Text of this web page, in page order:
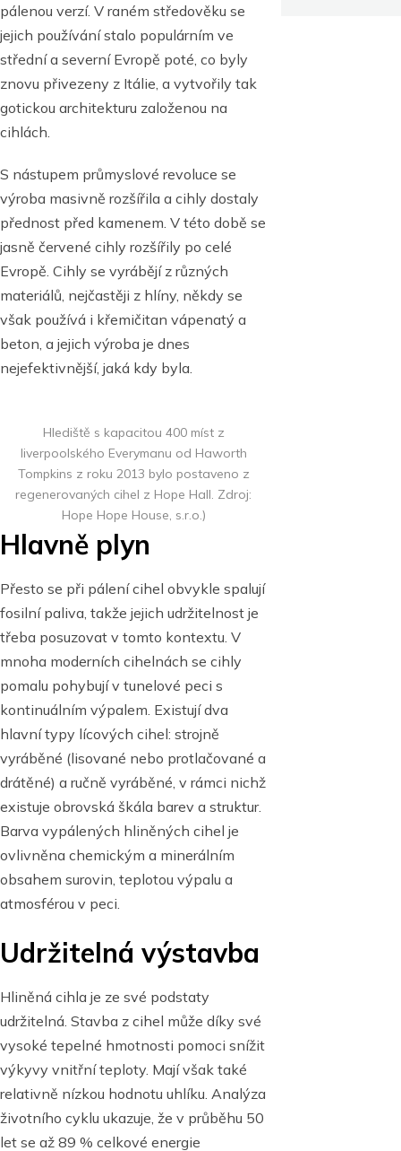
pálenou verzí. V raném středověku se
jejich používání stalo populárním ve
střední a severní Evropě poté, co byly
znovu přivezeny z Itálie, a vytvořily tak
gotickou architekturu založenou na
cihlách.
S nástupem průmyslové revoluce se
výroba masivně rozšířila a cihly dostaly
přednost před kamenem. V této době se
jasně červené cihly rozšířily po celé
Evropě. Cihly se vyrábějí z různých
materiálů, nejčastěji z hlíny, někdy se
však používá i křemičitan vápenatý a
beton, a jejich výroba je dnes
nejefektivnější, jaká kdy byla.
Hlediště s kapacitou 400 míst z
liverpoolského Everymanu od Haworth
Tompkins z roku 2013 bylo postaveno z
regenerovaných cihel z Hope Hall. Zdroj:
Hope Hope House, s.r.o.)
Hlavně plyn
Přesto se při pálení cihel obvykle spalují
fosilní paliva, takže jejich udržitelnost je
třeba posuzovat v tomto kontextu. V
mnoha moderních cihelnách se cihly
pomalu pohybují v tunelové peci s
kontinuálním výpalem. Existují dva
hlavní typy lícových cihel: strojně
vyráběné (lisované nebo protlačované a
drátěné) a ručně vyráběné, v rámci nichž
existuje obrovská škála barev a struktur.
Barva vypálených hliněných cihel je
ovlivněna chemickým a minerálním
obsahem surovin, teplotou výpalu a
atmosférou v peci.
Udržitelná výstavba
Hliněná cihla je ze své podstaty
udržitelná. Stavba z cihel může díky své
vysoké tepelné hmotnosti pomoci snížit
výkyvy vnitřní teploty. Mají však také
relativně nízkou hodnotu uhlíku. Analýza
životního cyklu ukazuje, že v průběhu 50
let se až 89 % celkové energie